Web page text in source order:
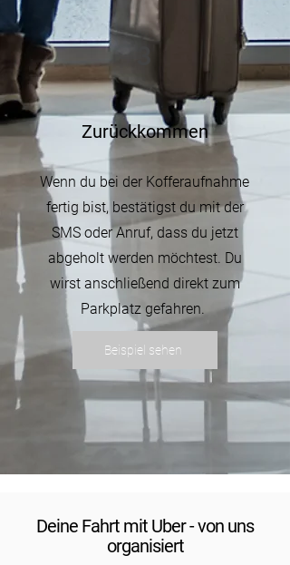
Zurückkommen
Wenn du bei der Kofferaufnahme
fertig bist, bestätigst du mit der
SMS oder Anruf, dass du jetzt
abgeholt werden möchtest. Du
wirst anschließend direkt zum
Parkplatz gefahren.
Beispiel sehen
Deine Fahrt mit Uber - von uns
organisiert